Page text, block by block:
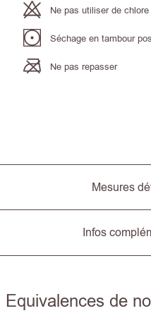
Ne pas utiliser de chlore
Séchage en tambour
Ne pas repasser
Mesures
Infos
Equivalences de